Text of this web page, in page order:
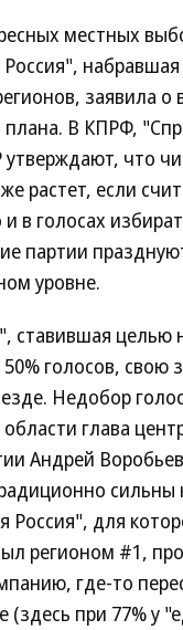
местных
набравшая
заявила о
В КПРФ,
что
растет, если
в голосах
партии
уровне.
ставившая целью
голосов, свою
Недобор
глава
Андрей
Россия", для
регионом #1,
где-то
(здесь при 77% у